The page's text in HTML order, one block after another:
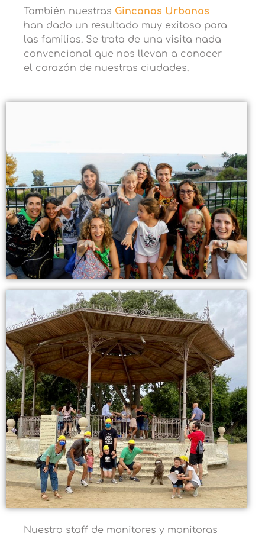
También nuestras Gincanas Urbanas
han dado un resultado muy exitoso para
las familias. Se trata de una visita nada
convencional que nos llevan a conocer
el corazón de nuestras ciudades.
Nuestro staff de monitores y monitoras